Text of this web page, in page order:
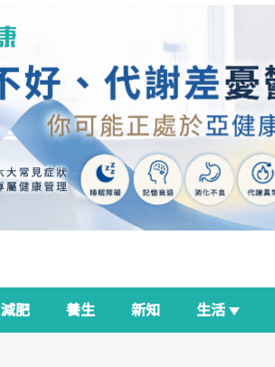
減肥 養生 新知 生活